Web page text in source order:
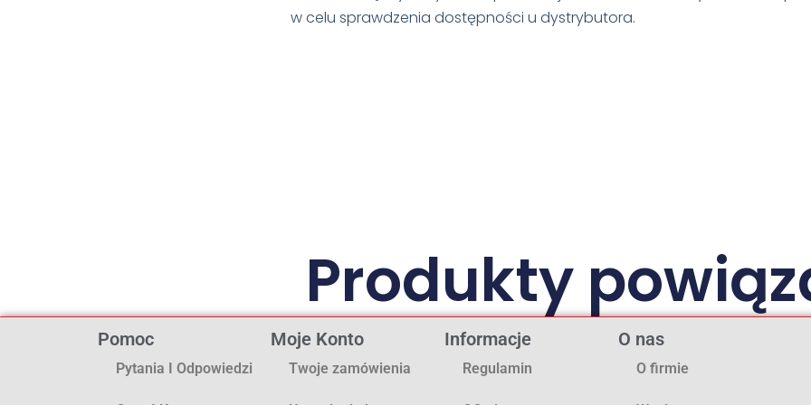
w celu sprawdzenia dostępności u dystrybutora.
Produkty
Pomoc
Pytania I Odpowiedzi
Moje Konto
Twoje zamówienia
Informacje
Regulamin
O nas
O firmie